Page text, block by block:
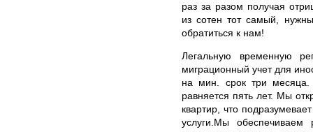
раз за разом получая
из сотен тот самый,
обратиться к нам!
Легальную временную
миграционный учет для
на мин. срок три месяца.
равняется пять лет. Мы
квартир, что
услуги.Мы обеспечиваем